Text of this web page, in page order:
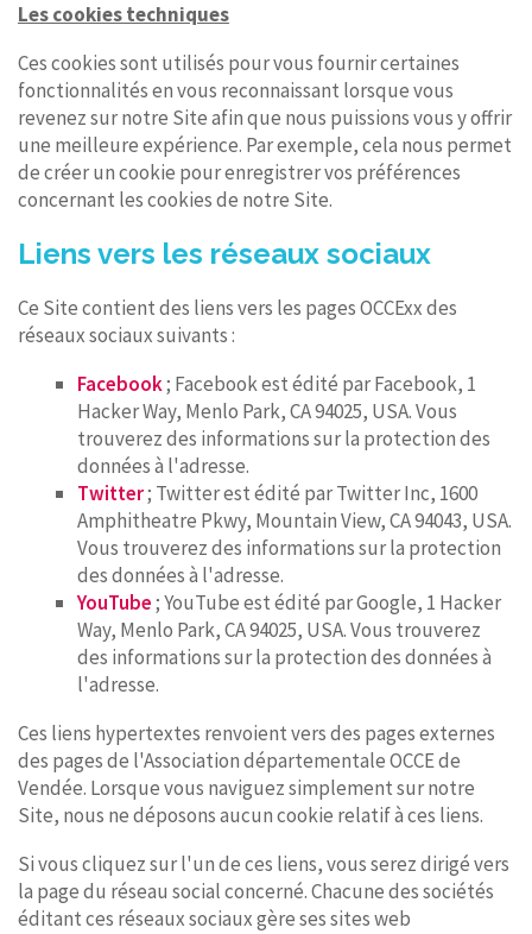
Les cookies techniques
Ces cookies sont utilisés pour vous fournir certaines
fonctionnalités en vous reconnaissant lorsque vous
revenez sur notre Site afin que nous puissions vous y offrir
une meilleure expérience. Par exemple, cela nous permet
de créer un cookie pour enregistrer vos préférences
concernant les cookies de notre Site.
Liens vers les réseaux sociaux
Ce Site contient des liens vers les pages OCCExx des
réseaux sociaux suivants :
Facebook; Facebook est édité par Facebook, 1
Hacker Way, Menlo Park, CA 94025, USA. Vous
trouverez des informations sur la protection des
données à l'adresse.
Twitter; Twitter est édité par Twitter Inc, 1600
Amphitheatre Pkwy, Mountain View, CA 94043, USA.
Vous trouverez des informations sur la protection
des données à l'adresse.
YouTube; YouTube est édité par Google, 1 Hacker
Way, Menlo Park, CA 94025, USA. Vous trouverez
des informations sur la protection des données à
l'adresse.
Ces liens hypertextes renvoient vers des pages externes
des pages de l'Association départementale OCCE de
Vendée. Lorsque vous naviguez simplement sur notre
Site, nous ne déposons aucun cookie relatif à ces liens.
Si vous cliquez sur l'un de ces liens, vous serez dirigé vers
la page du réseau social concerné. Chacune des sociétés
éditant ces réseaux sociaux gère ses sites web